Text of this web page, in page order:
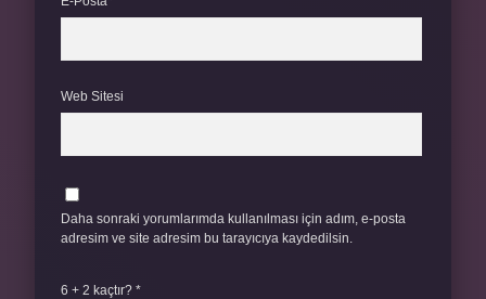
Web Sitesi
Daha sonraki yorumlarımda kullanılması için adım, e-posta
adresim ve site adresim bu tarayıcıya kaydedilsin.
6 + 2 kaçtır? *